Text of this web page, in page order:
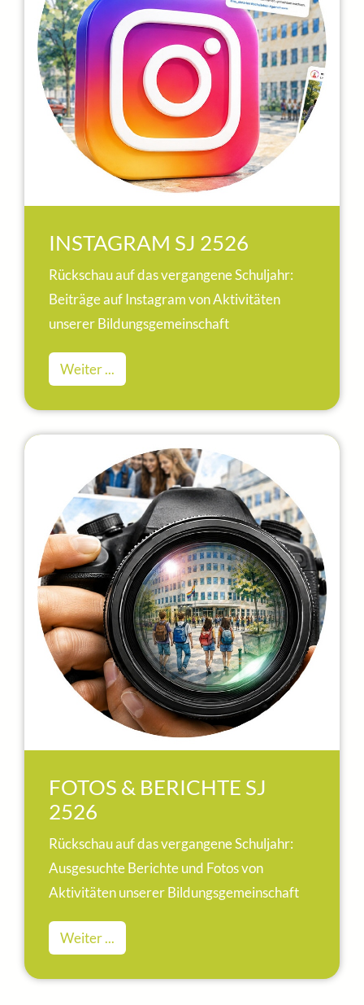
INSTAGRAM SJ 2526
Rückschau auf das vergangene Schuljahr:
Beiträge auf Instagram von Aktivitäten
unserer Bildungsgemeinschaft
Weiter ...
FOTOS & BERICHTE SJ
2526
Rückschau auf das vergangene Schuljahr:
Ausgesuchte Berichte und Fotos von
Aktivitäten unserer Bildungsgemeinschaft
Weiter ...